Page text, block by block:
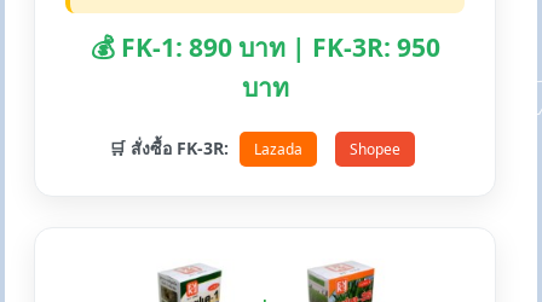
💰 FK-1: 890 บาท | FK-3R: 950
บาท
🛒 สั่งซื้อ FK-3R: Lazada Shopee